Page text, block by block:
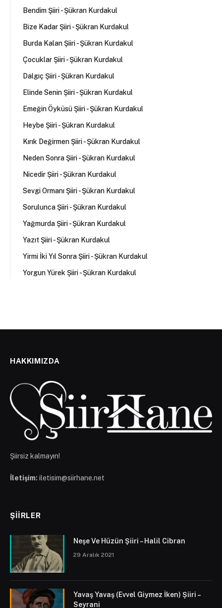
Bendim Şiiri - Şükran Kurdakul
Bize Kadar Şiiri - Şükran Kurdakul
Burda Kalan Şiiri - Şükran Kurdakul
Çocuklar Şiiri - Şükran Kurdakul
Dalgıç Şiiri - Şükran Kurdakul
Elinde Senin Şiiri - Şükran Kurdakul
Emeğin Öyküsü Şiiri - Şükran Kurdakul
Heybe Şiiri - Şükran Kurdakul
Kırık Değirmen Şiiri - Şükran Kurdakul
Neden Sonra Şiiri - Şükran Kurdakul
Nicedir Şiiri - Şükran Kurdakul
Sevgi Ormanı Şiiri - Şükran Kurdakul
Sorulunca Şiiri - Şükran Kurdakul
Yağmurda Şiiri - Şükran Kurdakul
Yazıt Şiiri - Şükran Kurdakul
Yirmi İki Yıl Sonra Şiiri - Şükran Kurdakul
Yorgun Yürek Şiiri - Şükran Kurdakul
HAKKIMIZDA
Şiirsiz kalmayın!
İletişim: iletisim@siirhane.net
ŞIIRLER
Neşe Ve Hüzün Şiiri – Halil Cibran
29 Aralık 2021
Yavaş Yavaş (Evvel Giymez İken) Şiiri –
Seyrani